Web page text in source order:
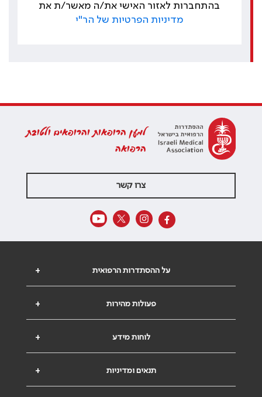
בהתחברות לאזור האישי את/ה מאשר/ת את
מדיניות הפרטיות של הר"י
למען הרופאות והרופאים ולטובת
הרפואה
צרו קשר
+ על ההסתדרות הרפואית
+ פעולות מהירות
+ לוחות מידע
+ תנאים ומדיניות